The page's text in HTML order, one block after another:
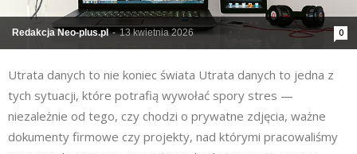
Redakcja Neo-plus.pl - 13 kwietnia 2026 0
Utrata danych to nie koniec świata Utrata danych to jedna z
tych sytuacji, które potrafią wywołać spory stres —
niezależnie od tego, czy chodzi o prywatne zdjęcia, ważne
dokumenty firmowe czy projekty, nad którymi pracowaliśmy